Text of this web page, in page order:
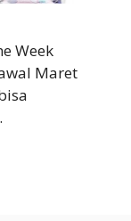
Week
Maret